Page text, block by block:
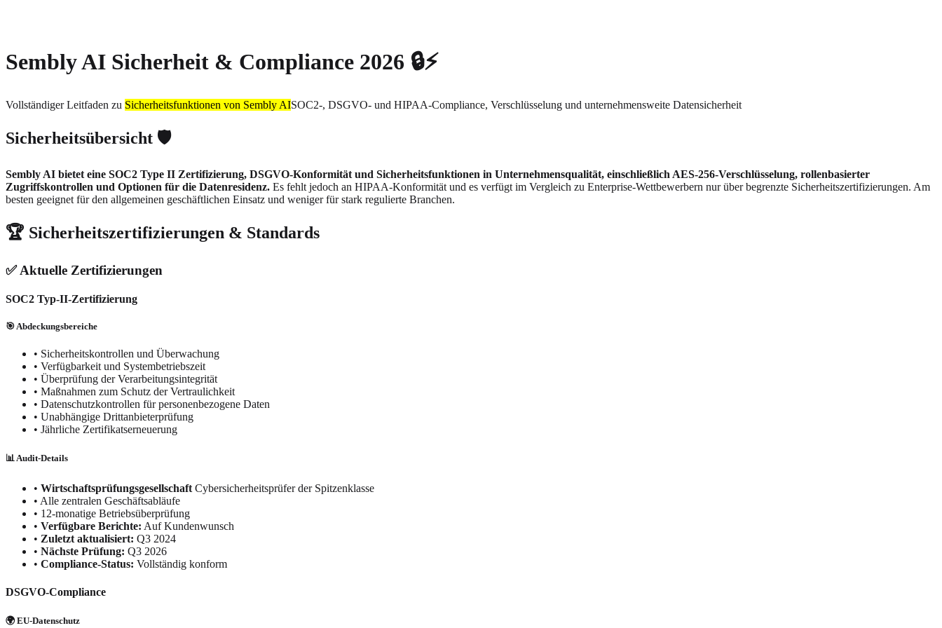
Sembly AI Sicherheit & Compliance 2026 🔒⚡
Vollständiger Leitfaden zu Sicherheitsfunktionen von Sembly AISOC2-, DSGVO- und HIPAA-Compliance, Verschlüsselung und unternehmensweite Datensicherheit
Sicherheitsübersicht 🛡️
Sembly AI bietet eine SOC2 Type II Zertifizierung, DSGVO-Konformität und Sicherheitsfunktionen in Unternehmensqualität, einschließlich AES-256-Verschlüsselung, rollenbasierter
Zugriffskontrollen und Optionen für die Datenresidenz. Es fehlt jedoch an HIPAA-Konformität und es verfügt im Vergleich zu Enterprise-Wettbewerbern nur über begrenzte Sicherheitszertifizierungen. Am
besten geeignet für den allgemeinen geschäftlichen Einsatz und weniger für stark regulierte Branchen.
🏆 Sicherheitszertifizierungen & Standards
✅ Aktuelle Zertifizierungen
SOC2 Typ-II-Zertifizierung
🎯 Abdeckungsbereiche
• Sicherheitskontrollen und Überwachung
• Verfügbarkeit und Systembetriebszeit
• Überprüfung der Verarbeitungsintegrität
• Maßnahmen zum Schutz der Vertraulichkeit
• Datenschutzkontrollen für personenbezogene Daten
• Unabhängige Drittanbieterprüfung
• Jährliche Zertifikatserneuerung
📊 Audit-Details
• Wirtschaftsprüfungsgesellschaft Cybersicherheitsprüfer der Spitzenklasse
• Alle zentralen Geschäftsabläufe
• 12-monatige Betriebsüberprüfung
• Verfügbare Berichte: Auf Kundenwunsch
• Zuletzt aktualisiert: Q3 2024
• Nächste Prüfung: Q3 2026
• Compliance-Status: Vollständig konform
DSGVO-Compliance
🌍 EU-Datenschutz